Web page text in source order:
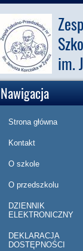
im.
Nawigacja
Strona główna
Kontakt
O szkole
O przedszkolu
DZIENNIK
ELEKTRONICZNY
DEKLARACJA
DOSTĘPNOŚCI